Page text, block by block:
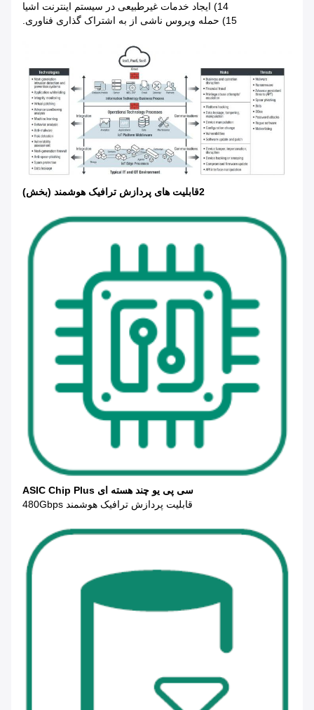
14) ایجاد خدمات غیرطبیعی در سیستم اینترنت اشیا
15) حمله ویروس ناشی از به اشتراک گذاری فناوری.
2قابلیت های پردازش ترافیک هوشمند (بخش)
سی پی یو چند هسته ای ASIC Chip Plus
قابلیت پردازش ترافیک هوشمند 480Gbps